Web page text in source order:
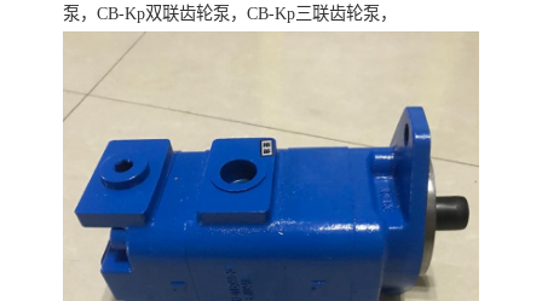
泵，CB-Kp双联齿轮泵，CB-Kp三联齿轮泵，